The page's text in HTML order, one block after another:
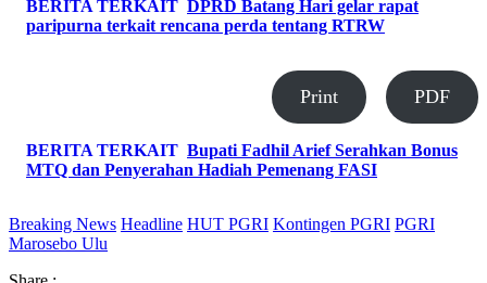
BERITA TERKAIT DPRD Batang Hari gelar rapat
paripurna terkait rencana perda tentang RTRW
Print PDF
BERITA TERKAIT Bupati Fadhil Arief Serahkan Bonus
MTQ dan Penyerahan Hadiah Pemenang FASI
Breaking News Headline HUT PGRI Kontingen PGRI PGRI
Marosebo Ulu